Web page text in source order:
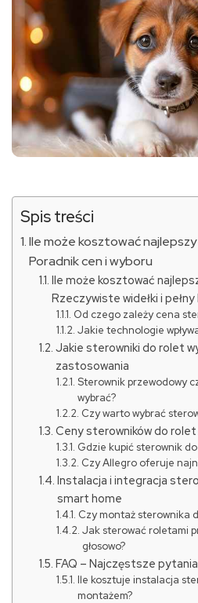
Spis treści
Ile może kosztować
Poradnik cen i wyboru
Ile może kosztować
Rzeczywiste widełki i
Od czego zależy cena
Jakie technologie
Jakie sterowniki do rolet
zastosowania
Sterownik przewodowy
wybrać?
Czy warto wybrać
Ceny sterowników do rolet
Gdzie kupić sterownik
Czy Allegro oferuje
Instalacja i integracja
smart home
Czy montaż sterownika
Jak sterować roletami
głosowo?
FAQ – Najczęstsze
Ile kosztuje instalacja
montażem?